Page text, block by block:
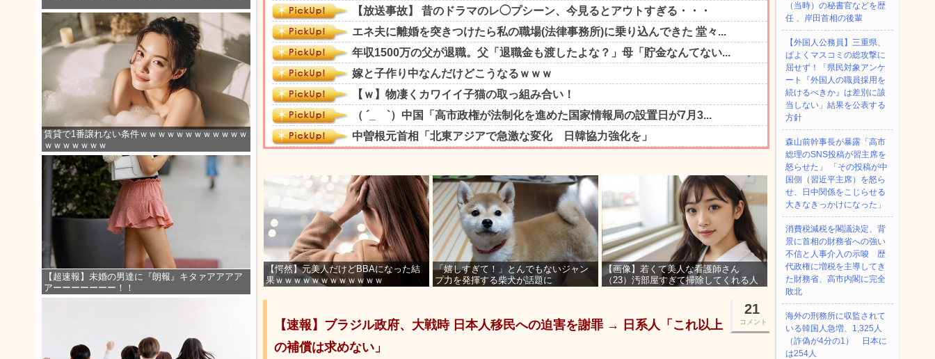
賃貸で1番譲れない条件ｗｗｗｗｗｗｗｗｗｗｗｗ
ｗｗｗｗｗｗｗ
【超速報】未婚の男達に『朗報』キタァアアアア
アーーーーーーー！！
【愕然】元美人だけどBBAになった結
果ｗｗｗｗｗｗｗｗｗｗｗｗ
「嬉しすぎて！」とんでもないジャン
プ力を発揮する柴犬が話題に
【画像】若くて美人な看護師さん
（23）汚部屋すぎて掃除してくれる人
21
コメント
【速報】ブラジル政府、大戦時 日本人移民への迫害を謝罪 → 日系人「これ以上
の補償は求めない」
（当時）の秘書官などを歴
任 、岸田首相の後輩
【外国人公務員】三重県、
ぱよくマスコミの総攻撃に
屈せず！「県民対象アンケ
ート『外国人の職員採用を
続けるべきか』は差別に該
当しない」結果を公表する
方針
森山前幹事長が暴露「高市
総理のSNS投稿が習主席を
怒らせた」 「その投稿が中
国側（習近平主席）を怒ら
せ、日中関係をこじらせる
大きなきっかけになった」
消費税減税を閣議決定、背
景に首相の財務省への強い
不信と人事介入の示唆 歴
代政権に増税を主導してき
た財務省、高市内閣に完全
敗北
海外の刑務所に収監されて
いる韓国人急増、1,325人
（詐偽が4分の1） 日本に
は254人